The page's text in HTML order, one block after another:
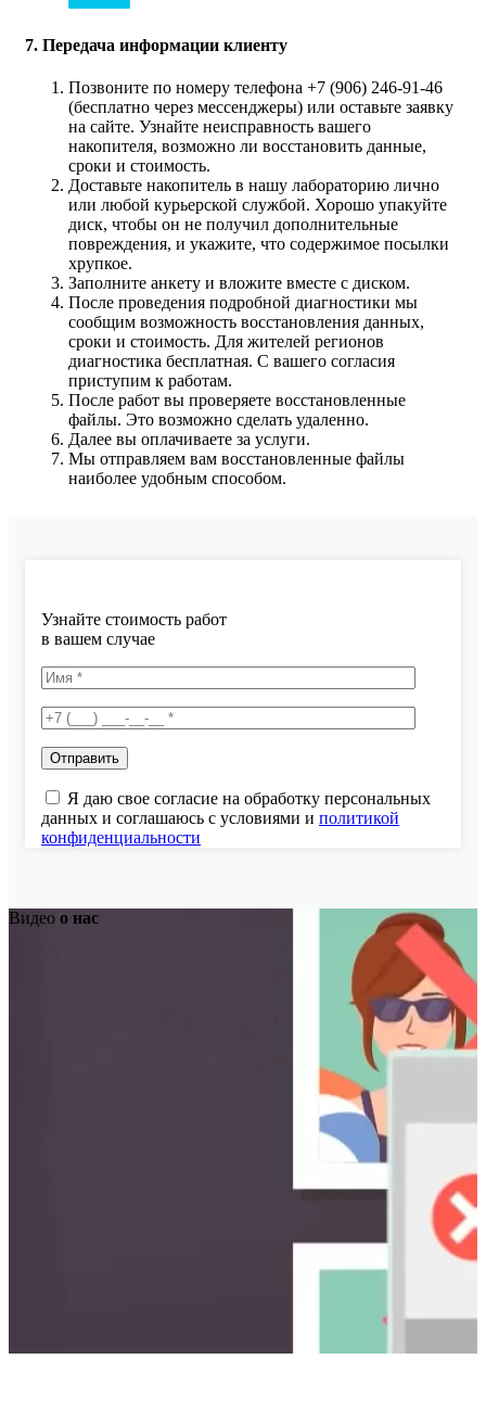
7. Передача информации клиенту
Позвоните по номеру телефона +7 (906) 246-91-46
(бесплатно через мессенджеры) или оставьте заявку
на сайте. Узнайте неисправность вашего
накопителя, возможно ли восстановить данные,
сроки и стоимость.
Доставьте накопитель в нашу лабораторию лично
или любой курьерской службой. Хорошо упакуйте
диск, чтобы он не получил дополнительные
повреждения, и укажите, что содержимое посылки
хрупкое.
Заполните анкету и вложите вместе с диском.
После проведения подробной диагностики мы
сообщим возможность восстановления данных,
сроки и стоимость. Для жителей регионов
диагностика бесплатная. С вашего согласия
приступим к работам.
После работ вы проверяете восстановленные
файлы. Это возможно сделать удаленно.
Далее вы оплачиваете за услуги.
Мы отправляем вам восстановленные файлы
наиболее удобным способом.
Узнайте стоимость работ
в вашем случае
Я даю свое согласие на обработку персональных
данных и соглашаюсь с условиями и политикой
конфиденциальности
Видео о нас